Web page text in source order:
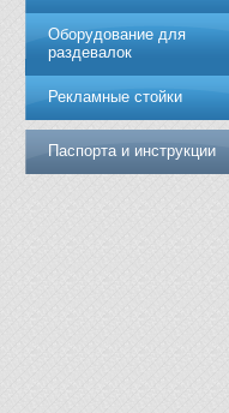
Оборудование для
раздевалок
Рекламные стойки
Паспорта и инструкции